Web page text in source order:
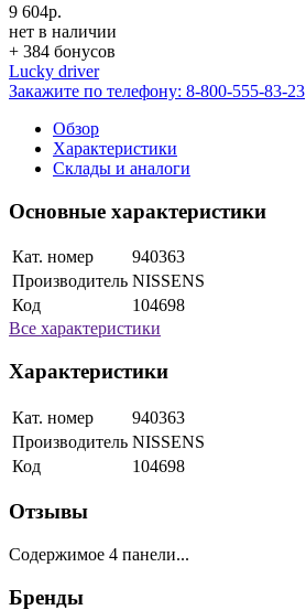
9 604р.
нет в наличии
+ 384 бонусов
Lucky driver
Закажите по телефону: 8-800-555-83-23
Обзор
Характеристики
Склады и аналоги
Основные характеристики
Кат. номер
940363
Производитель NISSENS
Код
104698
Все характеристики
Характеристики
Кат. номер
940363
Производитель NISSENS
Код
104698
Отзывы
Содержимое 4 панели...
Бренды